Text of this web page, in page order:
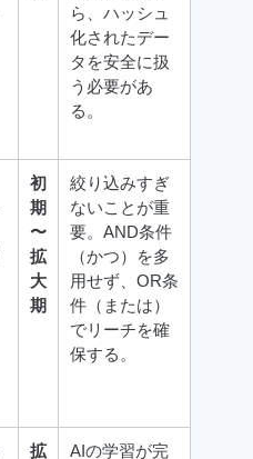
ら、ハッシュ
化されたデー
タを安全に扱
う必要があ
る。
初
期
〜
拡
大
期
絞り込みすぎ
ないことが重
要。AND条件
（かつ）を多
用せず、OR条
件（または）
でリーチを確
保する。
拡
AIの学習が完